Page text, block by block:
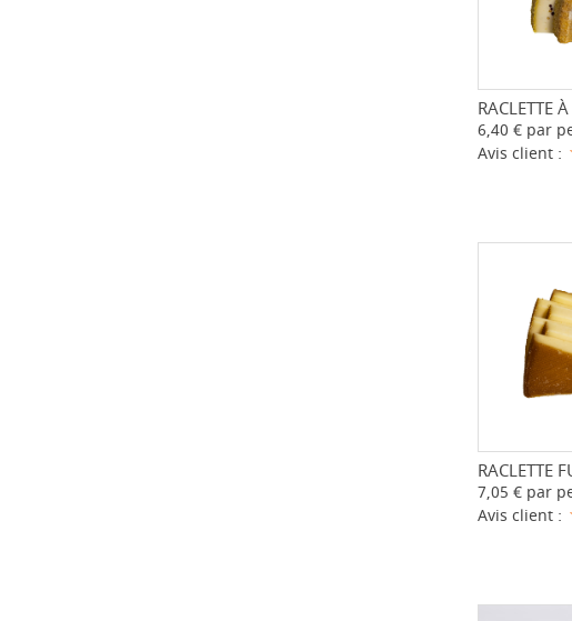
RACLETTE
6,40 € par
Avis client :
RACLETTE
7,05 € par
Avis client :